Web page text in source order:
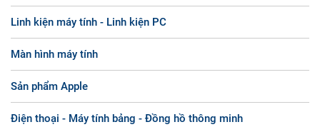
Linh kiện máy tính - Linh kiện PC
Màn hình máy tính
Sản phẩm Apple
Điện thoại - Máy tính bảng - Đồng hồ thông minh